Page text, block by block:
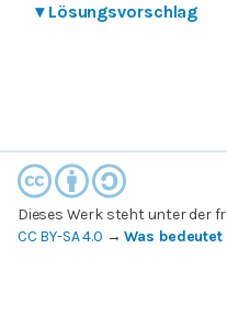
▾ Lösungsvorschlag
Dieses Werk steht unter der
CC BY-SA 4.0 →Was